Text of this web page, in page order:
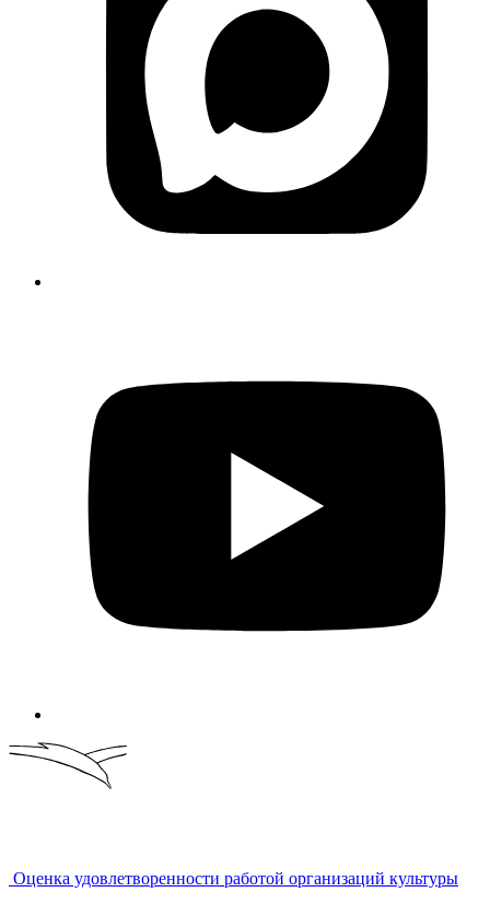
Оценка удовлетворенности работой организаций культуры